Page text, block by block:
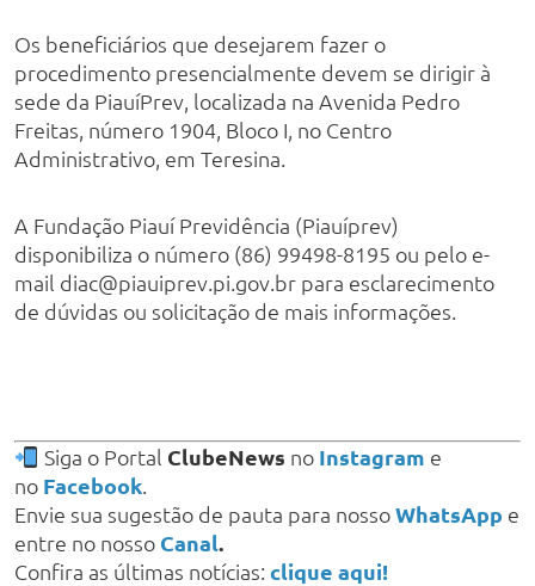
Os beneficiários que desejarem fazer o
procedimento presencialmente devem se dirigir à
sede da PiauíPrev, localizada na Avenida Pedro
Freitas, número 1904, Bloco I, no Centro
Administrativo, em Teresina.
A Fundação Piauí Previdência (Piauíprev)
disponibiliza o número (86) 99498-8195 ou pelo e-
mail diac@piauiprev.pi.gov.br para esclarecimento
de dúvidas ou solicitação de mais informações.
Siga o Portal ClubeNews no Instagram e
no Facebook.
Envie sua sugestão de pauta para nossoWhatsApp e
entre no nosso Canal.
Confira as últimas notícias: clique aqui!